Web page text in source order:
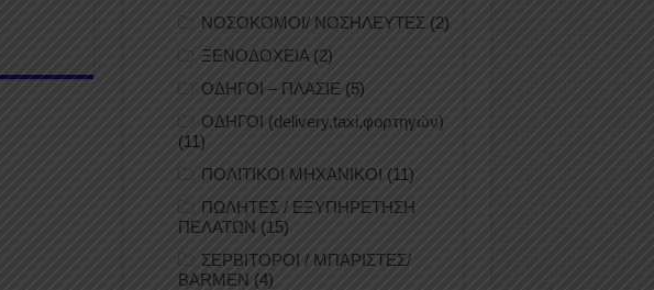
ΝΟΣΟΚΟΜΟΙ/ ΝΟΣΗΛΕΥΤΕΣ (2)
ΞΕΝΟΔΟΧΕΙΑ(2)
ΟΔΗΓΟΙ – ΠΛΑΣΙΕ (5)
ΟΔΗΓΟΙ (delivery,taxi,φορτηγών)
(11)
ΠΟΛΙΤΙΚΟΙ ΜΗΧΑΝΙΚΟΙ (11)
ΠΩΛΗΤΕΣ / ΕΞΥΠΗΡΕΤΗΣΗ
ΠΕΛΑΤΩΝ (15)
ΣΕΡΒΙΤΟΡΟΙ / ΜΠΑΡΙΣΤΕΣ/
BARMEN (4)